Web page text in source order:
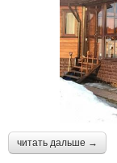
читать дальше →